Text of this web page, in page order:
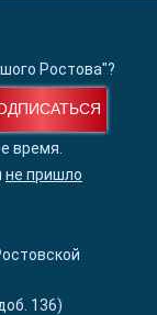
Ростова"?
время.
не пришло
136)